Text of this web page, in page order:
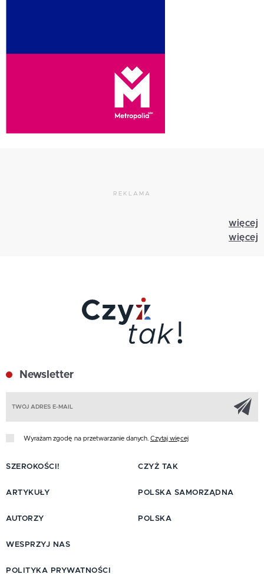
REKLAMA
więcej
więcej
Newsletter
Wyrażam zgodę na przetwarzanie danych. Czytaj więcej
SZEROKOŚCI!
ARTYKUŁY
AUTORZY
CZYŻ TAK
POLSKA SAMORZĄDNA
POLSKA
WESPRZYJ NAS
POLITYKA PRYWATNOŚCI